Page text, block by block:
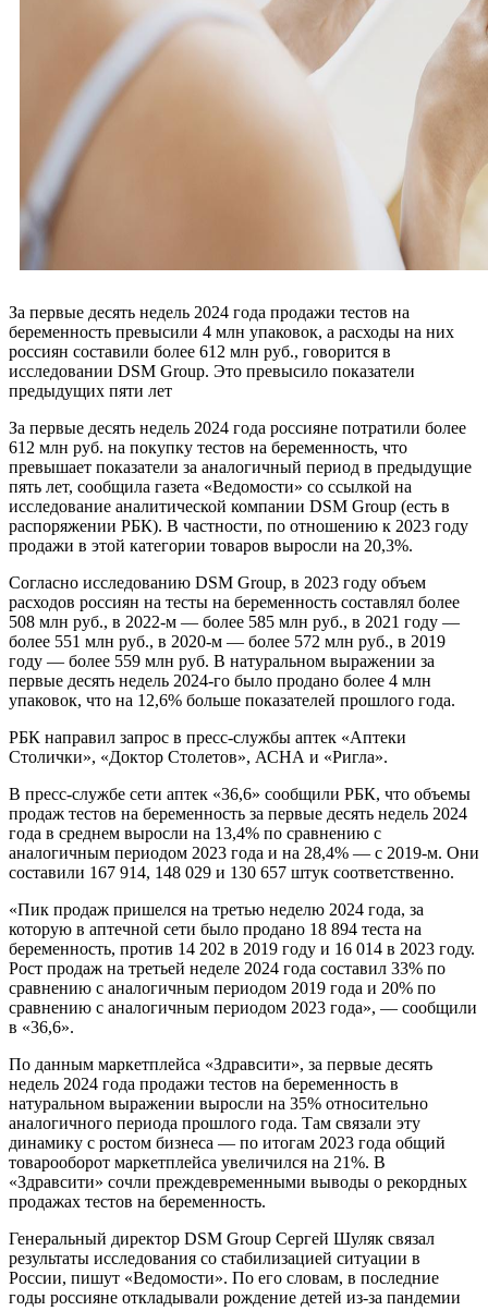
За первые десять недель 2024 года продажи тестов на
беременность превысили 4 млн упаковок, а расходы на них
россиян составили более 612 млн руб., говорится в
исследовании DSM Group. Это превысило показатели
предыдущих пяти лет
За первые десять недель 2024 года россияне потратили более
612 млн руб. на покупку тестов на беременность, что
превышает показатели за аналогичный период в предыдущие
пять лет, сообщила газета «Ведомости» со ссылкой на
исследование аналитической компании DSM Group (есть в
распоряжении РБК). В частности, по отношению к 2023 году
продажи в этой категории товаров выросли на 20,3%.
Согласно исследованию DSM Group, в 2023 году объем
расходов россиян на тесты на беременность составлял более
508 млн руб., в 2022-м — более 585 млн руб., в 2021 году —
более 551 млн руб., в 2020-м — более 572 млн руб., в 2019
году — более 559 млн руб. В натуральном выражении за
первые десять недель 2024-го было продано более 4 млн
упаковок, что на 12,6% больше показателей прошлого года.
РБК направил запрос в пресс-службы аптек «Аптеки
Столички», «Доктор Столетов», АСНА и «Ригла».
В пресс-службе сети аптек «36,6» сообщили РБК, что объемы
продаж тестов на беременность за первые десять недель 2024
года в среднем выросли на 13,4% по сравнению с
аналогичным периодом 2023 года и на 28,4% — с 2019-м. Они
составили 167 914, 148 029 и 130 657 штук соответственно.
«Пик продаж пришелся на третью неделю 2024 года, за
которую в аптечной сети было продано 18 894 теста на
беременность, против 14 202 в 2019 году и 16 014 в 2023 году.
Рост продаж на третьей неделе 2024 года составил 33% по
сравнению с аналогичным периодом 2019 года и 20% по
сравнению с аналогичным периодом 2023 года», — сообщили
в «36,6».
По данным маркетплейса «Здравсити», за первые десять
недель 2024 года продажи тестов на беременность в
натуральном выражении выросли на 35% относительно
аналогичного периода прошлого года. Там связали эту
динамику с ростом бизнеса — по итогам 2023 года общий
товарооборот маркетплейса увеличился на 21%. В
«Здравсити» сочли преждевременными выводы о рекордных
продажах тестов на беременность.
Генеральный директор DSM Group Сергей Шуляк связал
результаты исследования со стабилизацией ситуации в
России, пишут «Ведомости». По его словам, в последние
годы россияне откладывали рождение детей из-за пандемии